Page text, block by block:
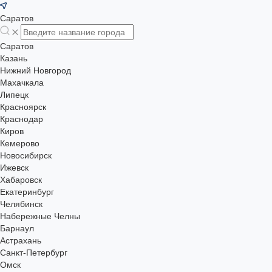
Саратов
Саратов
Казань
Нижний Новгород
Махачкала
Липецк
Красноярск
Краснодар
Киров
Кемерово
Новосибирск
Ижевск
Хабаровск
Екатеринбург
Челябинск
Набережные Челны
Барнаул
Астрахань
Санкт-Петербург
Омск